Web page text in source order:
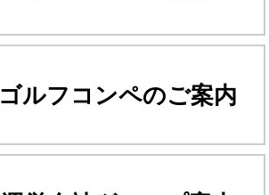
ゴルフコンペのご案内